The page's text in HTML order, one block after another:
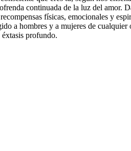
continuada de la luz del amor.
físicas, emocionales y
a hombres y a mujeres de cualquier
profundo.